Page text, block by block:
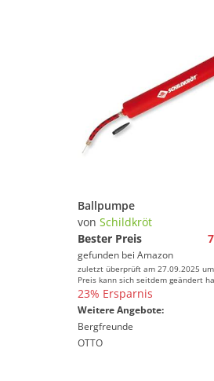
Ballpumpe
von Schildkröt
Bester Preis
gefunden bei Amazon
zuletzt überprüft am 27.09.2025
Preis kann sich seitdem geändert
23% Ersparnis
Weitere Angebote:
Bergfreunde
OTTO